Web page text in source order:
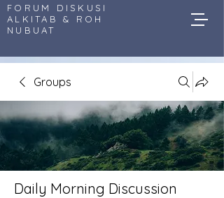
FORUM DISKUSI
ALKITAB & ROH
NUBUAT
Groups
Daily Morning Discussion